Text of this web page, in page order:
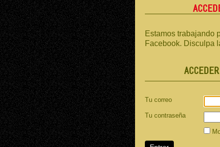
Estamos trabajando
Facebook. Disculpa
Tu correo
Tu contraseña